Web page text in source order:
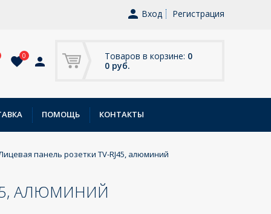
Вход Регистрация
Товаров в корзине: 0
0 руб.
0
ПОМОЩЬ КОНТАКТЫ
панель розетки TV-RJ45, алюминий
АЛЮМИНИЙ